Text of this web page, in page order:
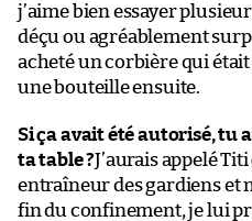
j’aime bien essayer
déçu ou agréablement
acheté un corbière qui
une bouteille ensuite.
Si ça avait été autorisé, tu
ta table ?J’aurais appelé Titi
entraîneur des gardiens et
fin du confinement, je lui